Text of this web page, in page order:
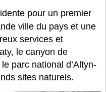
pour un premier
ville du pays et une
services et
le canyon de
parc national d’Altyn-
sites naturels.